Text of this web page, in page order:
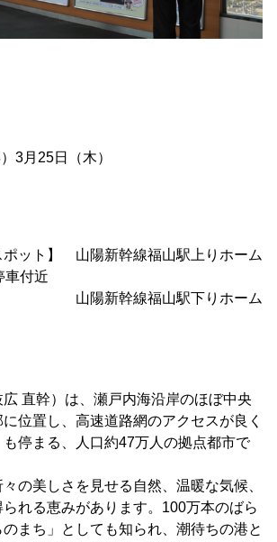
3月25日（木）
ポット】 山陽新幹線福山駅上りホーム
付近
】 山陽新幹線福山駅下りホーム
直幹）は、瀬戸内海沿岸のほぼ中央
に位置し、高速道路網のアクセスが良く
停まる、人口約47万人の拠点都市で
の美しさを見せる自然、温暖な気候、
れる恵みがあります。100万本のばら
まち」としても知られ、潮待ちの港と